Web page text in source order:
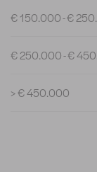
€ 150.000 - €
€ 250.000 - €
> € 450.000